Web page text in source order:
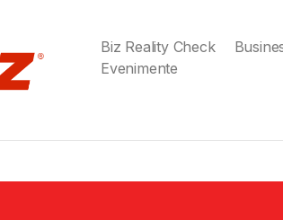
Biz Reality Check
Evenimente